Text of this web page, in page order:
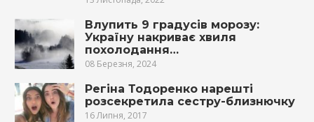
Влупить 9 градусів морозу:
Україну накриває хвиля
похолодання…
08 Березня, 2024
Регіна Тодоренко нарешті
розсекретила сестру-близнючку
16 Липня, 2017